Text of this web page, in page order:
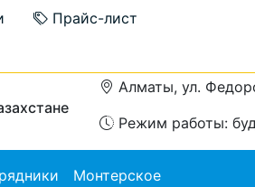
Прайс-лист
Алматы, ул.
Режим работы:
Монтерское